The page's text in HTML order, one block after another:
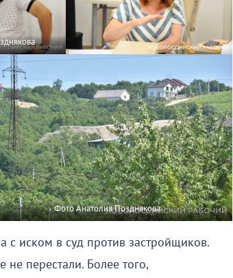
Фото Анатолия Позднякова
иском в суд против застройщиков.
не перестали. Более того,